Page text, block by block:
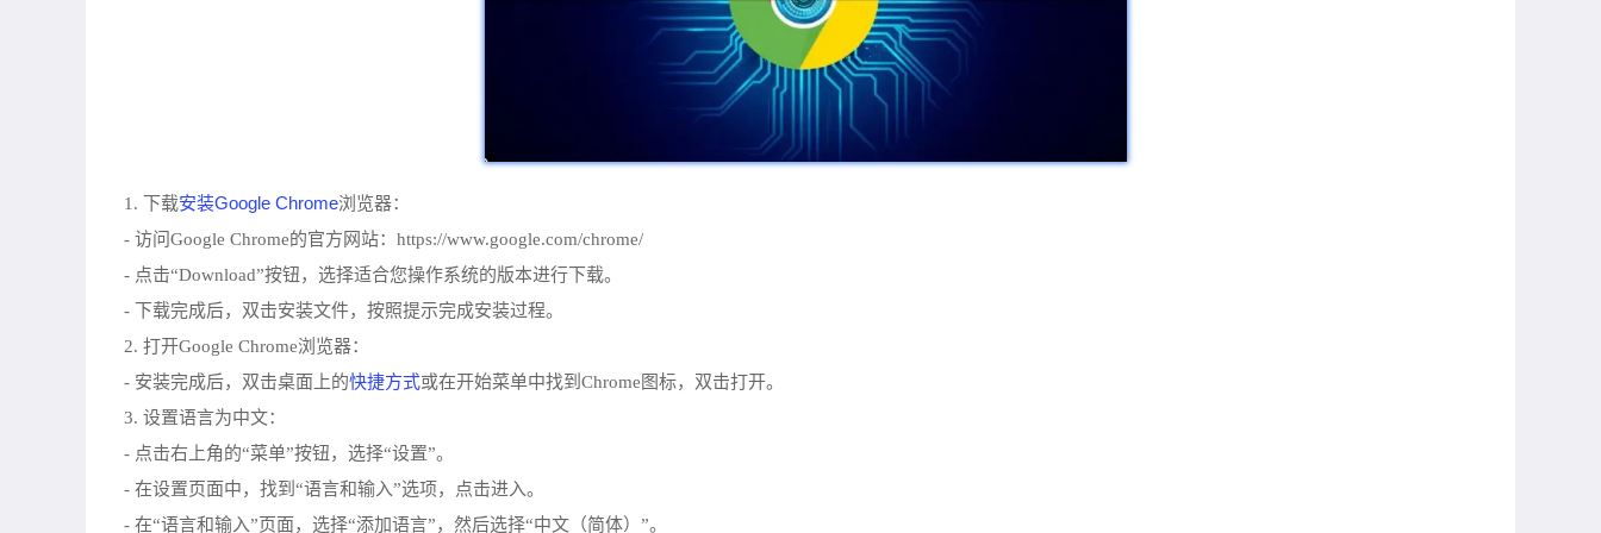
1. 下载安装Google Chrome浏览器：
- 访问Google Chrome的官方网站：https://www.google.com/chrome/
- 点击“Download”按钮，选择适合您操作系统的版本进行下载。
- 下载完成后，双击安装文件，按照提示完成安装过程。
2. 打开Google Chrome浏览器：
- 安装完成后，双击桌面上的快捷方式或在开始菜单中找到Chrome图标，双击打开。
3. 设置语言为中文：
- 点击右上角的“菜单”按钮，选择“设置”。
- 在设置页面中，找到“语言和输入”选项，点击进入。
- 在“语言和输入”页面，选择“添加语言”，然后选择“中文（简体）”。